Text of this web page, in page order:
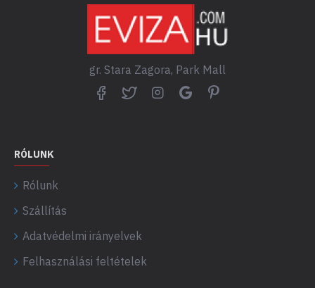
gr. Stara Zagora, Park Mall
RÓLUNK
Rólunk
Szállítás
Adatvédelmi irányelvek
Felhasználási feltételek